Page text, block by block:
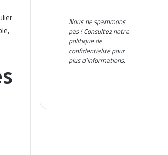
Nous ne spammons
pas ! Consultez notre
politique de
confidentialitépour
plus d’informations.